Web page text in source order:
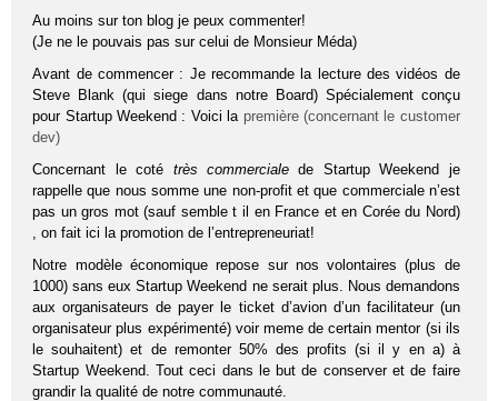
Au moins sur ton blog je peux commenter!
(Je ne le pouvais pas sur celui de Monsieur Méda)
Avant de commencer : Je recommande la lecture des vidéos de
Steve Blank (qui siege dans notre Board) Spécialement conçu
pour Startup Weekend : Voici la première (concernant le customer
dev)
Concernant le coté très com­mer­cialede Startup Weekend je
rappelle que nous somme une non-profit et que commerciale n’est
pas un gros mot (sauf semble t il en France et en Corée du Nord)
, on fait ici la promotion de l’entrepreneuriat!
Notre modèle économique repose sur nos volontaires (plus de
1000) sans eux Startup Weekend ne serait plus. Nous demandons
aux organisateurs de payer le ticket d’avion d’un facilitateur (un
organisateur plus expérimenté) voir meme de certain mentor (si ils
le souhaitent) et de remonter 50% des profits (si il y en a) à
Startup Weekend. Tout ceci dans le but de conserver et de faire
grandir la qualité de notre communauté.